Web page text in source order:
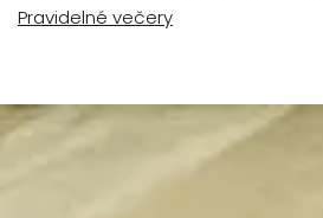
Pravidelné večery